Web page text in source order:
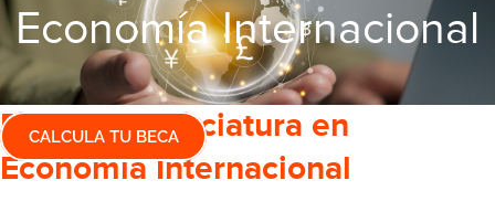
Economía Internacional
CALCULA TU BECA
Estudia Licenciatura en
Economía Internacional